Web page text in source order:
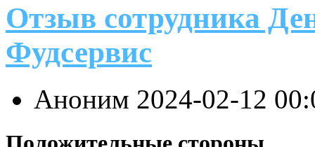
Отзыв сотрудника
Фудсервис
Аноним 2024-02-12